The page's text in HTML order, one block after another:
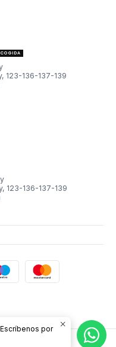
123-136-137-139
123-136-137-139
Victory.
por Jumpseller.
por